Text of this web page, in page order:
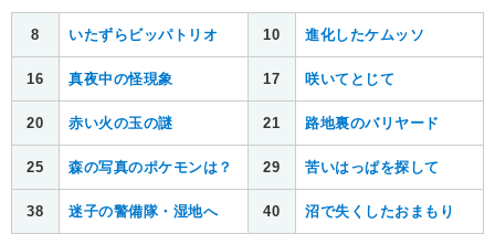
8 いたずらビッパトリオ 10 進化したケムッソ
16 真夜中の怪現象 17 咲いてとじて
20 赤い火の玉の謎 21 路地裏のバリヤード
25 森の写真のポケモンは？ 29 苦いはっぱを探して
38 迷子の警備隊・湿地へ 40 沼で失くしたおまもり